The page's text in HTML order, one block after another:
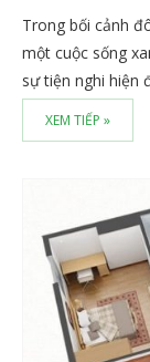
Trong bối cảnh
một cuộc sống
sự tiện nghi hiện
XEM TIẾP »